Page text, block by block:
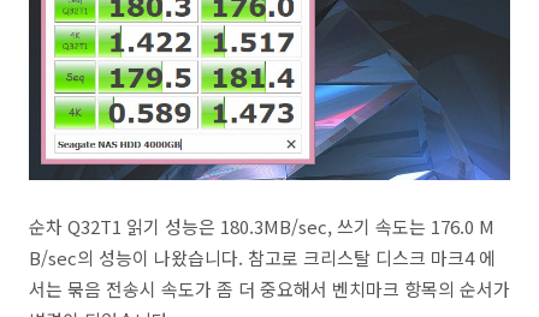
순차 Q32T1 읽기 성능은 180.3MB/sec, 쓰기 속도는 176.0 M
B/sec의 성능이 나왔습니다. 참고로 크리스탈 디스크 마크4 에
서는 묶음 전송시 속도가 좀 더 중요해서 벤치마크 항목의 순서가